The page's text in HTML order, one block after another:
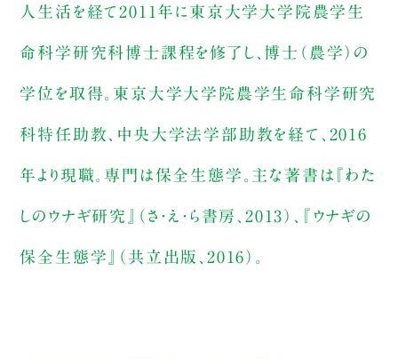
人生活を経て2011年に東京大学大学院農学生
命科学研究科博士課程を修了し、博士（農学）の
学位を取得。東京大学大学院農学生命科学研究
科特任助教、中央大学法学部助教を経て、2016
年より現職。専門は保全生態学。主な著書は『わた
しのウナギ研究』（さ・え・ら書房、2013）、『ウナギの
保全生態学』（共立出版、2016）。